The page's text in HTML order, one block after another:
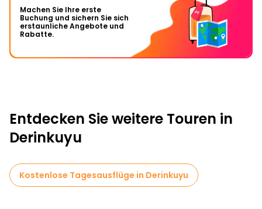
Machen Sie Ihre erste
Buchung und sichern Sie sich
erstaunliche Angebote und
Rabatte.
Entdecken Sie weitere Touren in
Derinkuyu
Kostenlose Tagesausflüge in Derinkuyu